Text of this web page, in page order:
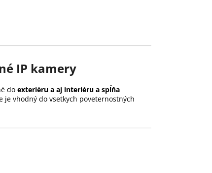
IP kamery
do exteriéru a aj interiéru a spĺňa
je vhodný do vsetkych poveternostných